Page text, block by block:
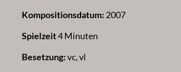
Kompositionsdatum: 2007
Spielzeit4 Minuten
Besetzung:vc, vl